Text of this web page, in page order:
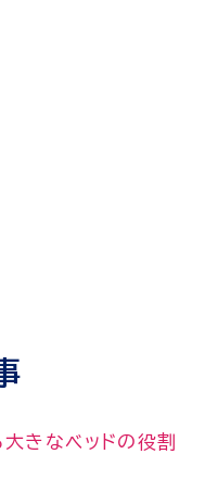
きなベッドの役割